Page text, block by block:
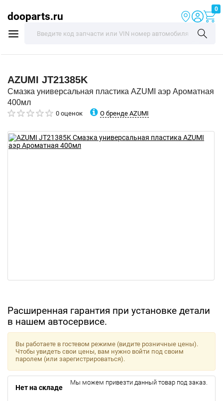
dooparts.ru
0
AZUMI JT21385K
Смазка универсальная пластика AZUMI аэр Ароматная
400мл
0 оценок О бренде AZUMI
Расширенная гарантия при установке детали
в нашем автосервисе.
Вы работаете в гостевом режиме (видите розничные цены).
Чтобы увидеть свои цены, вам нужно войти под своим
паролем (или зарегистрироваться).
Нет на складе
Мы можем привезти данный товар под заказ.